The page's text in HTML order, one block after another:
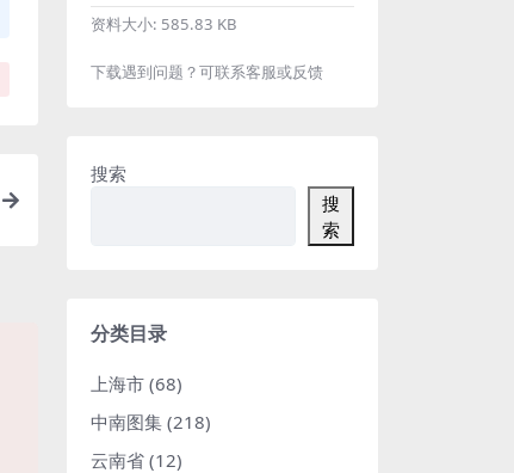
资料大小: 585.83 KB
下载遇到问题？可联系客服或反馈
搜索
搜
索
分类目录
上海市 (68)
中南图集 (218)
云南省 (12)